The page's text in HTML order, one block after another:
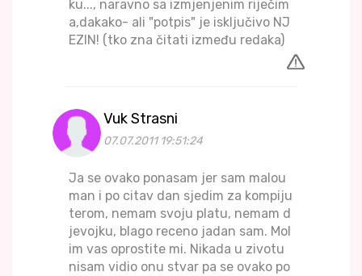
ku..., naravno sa izmjenjenim riječim
a,dakako- ali "potpis" je isključivo NJ
EZIN! (tko zna čitati između redaka)
Vuk Strasni
07.07.2011 19:51:24
Ja se ovako ponasam jer sam malou
man i po citav dan sjedim za kompiju
terom, nemam svoju platu, nemam d
jevojku, blago receno jadan sam. Mol
im vas oprostite mi. Nikada u zivotu
nisam vidio onu stvar pa se ovako po